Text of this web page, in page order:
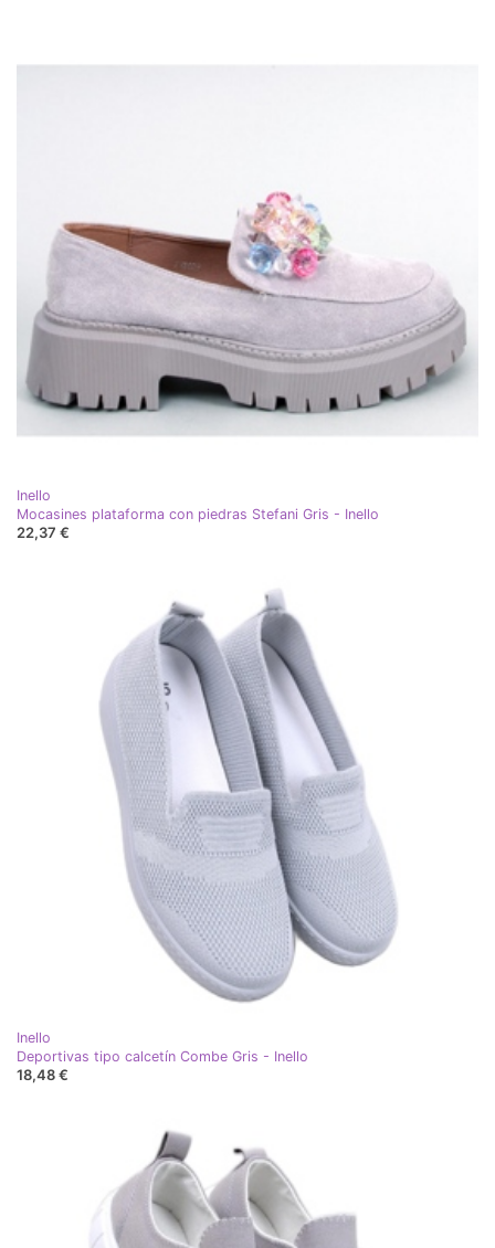
Inello
Mocasines plataforma con piedras Stefani Gris - Inello
22,37 €
Inello
Deportivas tipo calcetín Combe Gris - Inello
18,48 €